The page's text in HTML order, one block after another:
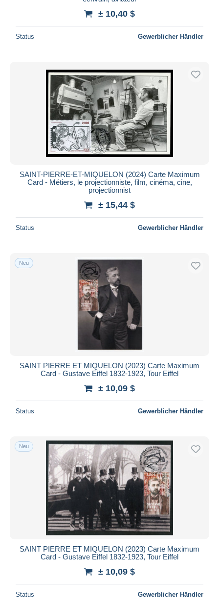
± 10,40 $
Status Gewerblicher Händler
SAINT-PIERRE-ET-MIQUELON (2024) Carte Maximum
Card - Métiers, le projectionniste, film, cinéma, cine,
projectionnist
± 15,44 $
Status Gewerblicher Händler
Neu
SAINT PIERRE ET MIQUELON (2023) Carte Maximum
Card - Gustave Eiffel 1832-1923, Tour Eiffel
± 10,09 $
Status Gewerblicher Händler
Neu
SAINT PIERRE ET MIQUELON (2023) Carte Maximum
Card - Gustave Eiffel 1832-1923, Tour Eiffel
± 10,09 $
Status Gewerblicher Händler